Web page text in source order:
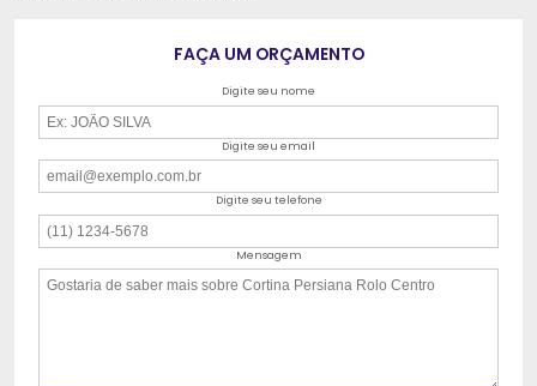
FAÇA UM ORÇAMENTO
Digite seu nome
Digite seu email
Digite seu telefone
Mensagem